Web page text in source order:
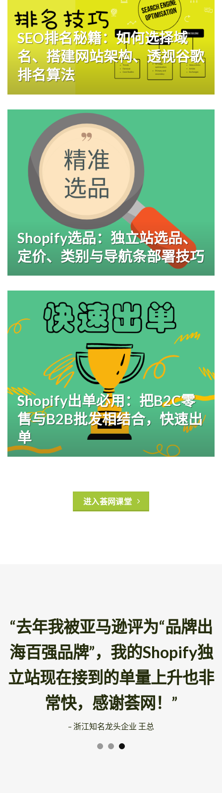
SEO排名秘籍：如何选择域
名、搭建网站架构、透视谷歌
排名算法
Shopify选品：独立站选品、
定价、类别与导航条部署技巧
Shopify出单必用：把B2C零
售与B2B批发相结合，快速出
单
进入荟网课堂
“去年我被亚马逊评为“品牌出
海百强品牌”，我的Shopify独
立站现在接到的单量上升也非
常快，感谢荟网！”
– 浙江知名龙头企业 王总